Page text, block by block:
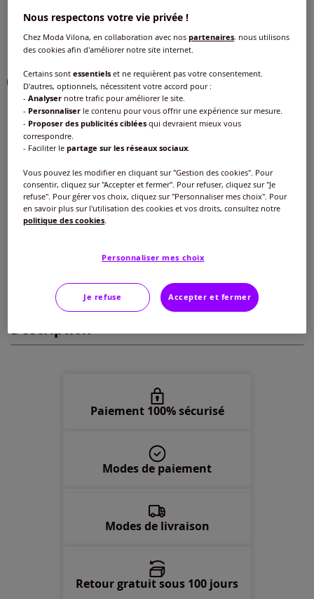
Réf : 240.482.012 / 5
Couleur :marine
Taille :
46/48 -En stock
38/40 -épuisé
42/44 -épuisé
En stock
50/52 -épuisé
54/56 -épuisé
29€
Caractéristiques
Description
Paiement 100% sécurisé
Modes de paiement
Modes de livraison
Retour gratuit sous 100 jours
Nous respectons votre vie privée !
Chez Moda Vilona, en collaboration avec nospartenaires, nous utilisons
des cookies afin d'améliorer notre site internet.
Certains sontessentiels et ne requièrent pas votre consentement.
D'autres, optionnels, nécessitent votre accord pour :
-Analyser notre trafic pour améliorer le site.
- Personnaliser le contenu pour vous offrir une expérience sur mesure.
- Proposer des publicités ciblées qui devraient mieux vous
correspondre.
- Faciliter lepartage sur les réseaux sociaux
Vous pouvez les modifier en cliquant sur "Gestion des cookies". Pour
consentir, cliquez sur "Accepter et fermer". Pour refuser, cliquez sur "Je
refuse". Pour gérer vos choix, cliquez sur "Personnaliser mes choix". Pour
en savoir plus sur l'utilisation des cookies et vos droits, consultez notre
politique des cookies
Personnaliser mes choix
Je refuse Accepter et fermer